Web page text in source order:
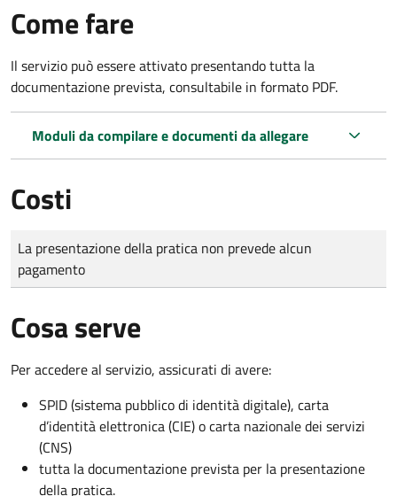
Come fare
Il servizio può essere attivato presentando tutta la
documentazione prevista, consultabile in formato PDF.
Moduli da compilare e documenti da allegare
Costi
Tipo di pagamento
Importo
La presentazione della pratica non prevede alcun
pagamento
Cosa serve
Per accedere al servizio, assicurati di avere:
SPID (sistema pubblico di identità digitale), carta
d’identità elettronica (CIE) o carta nazionale dei servizi
(CNS)
tutta la documentazione prevista per la presentazione
della pratica.